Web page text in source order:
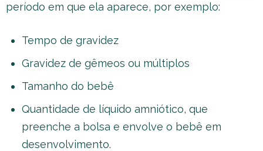
período em que ela aparece, por exemplo:
Tempo de gravidez
Gravidez de gêmeos ou múltiplos
Tamanho do bebê
Quantidade de líquido amniótico, que
preenche a bolsa e envolve o bebê em
desenvolvimento.